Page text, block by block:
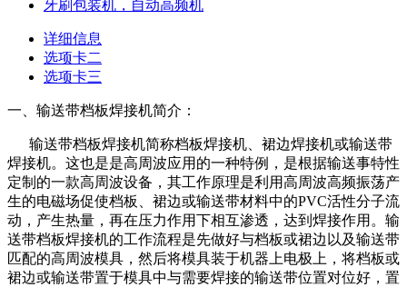
牙刷包装机，自动高频机
详细信息
选项卡二
选项卡三
一、输送带档板焊接机简介：
输送带档板焊接机简称档板焊接机、裙边焊接机或输送带
焊接机。这也是是高周波应用的一种特例，是根据输送事特性
定制的一款高周波设备，其工作原理是利用高周波高频振荡产
生的电磁场促使档板、裙边或输送带材料中的PVC活性分子流
动，产生热量，再在压力作用下相互渗透，达到焊接作用。输
送带档板焊接机的工作流程是先做好与档板或裙边以及输送带
匹配的高周波模具，然后将模具装于机器上电极上，将档板或
裙边或输送带置于模具中与需要焊接的输送带位置对位好，置